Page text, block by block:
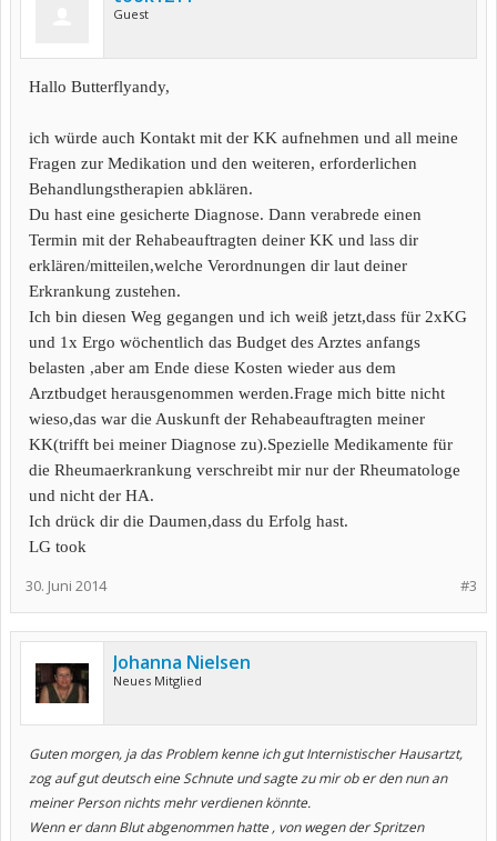
Guest
Hallo Butterflyandy,
ich würde auch Kontakt mit der KK aufnehmen und all meine
Fragen zur Medikation und den weiteren, erforderlichen
Behandlungstherapien abklären.
Du hast eine gesicherte Diagnose. Dann verabrede einen
Termin mit der Rehabeauftragten deiner KK und lass dir
erklären/mitteilen,welche Verordnungen dir laut deiner
Erkrankung zustehen.
Ich bin diesen Weg gegangen und ich weiß jetzt,dass für 2xKG
und 1x Ergo wöchentlich das Budget des Arztes anfangs
belasten ,aber am Ende diese Kosten wieder aus dem
Arztbudget herausgenommen werden.Frage mich bitte nicht
wieso,das war die Auskunft der Rehabeauftragten meiner
KK(trifft bei meiner Diagnose zu).Spezielle Medikamente für
die Rheumaerkrankung verschreibt mir nur der Rheumatologe
und nicht der HA.
Ich drück dir die Daumen,dass du Erfolg hast.
LG took
#3
30. Juni 2014
Johanna Nielsen
Neues Mitglied
Guten morgen, ja das Problem kenne ich gut Internistischer Hausartzt,
zog auf gut deutsch eine Schnute und sagte zu mir ob er den nun an
meiner Person nichts mehr verdienen könnte.
Wenn er dann Blut abgenommen hatte , von wegen der Spritzen